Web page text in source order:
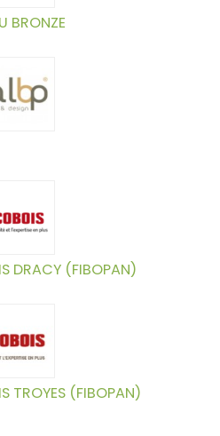
BRONZE
DRACY (FIBOPAN)
TROYES (FIBOPAN)